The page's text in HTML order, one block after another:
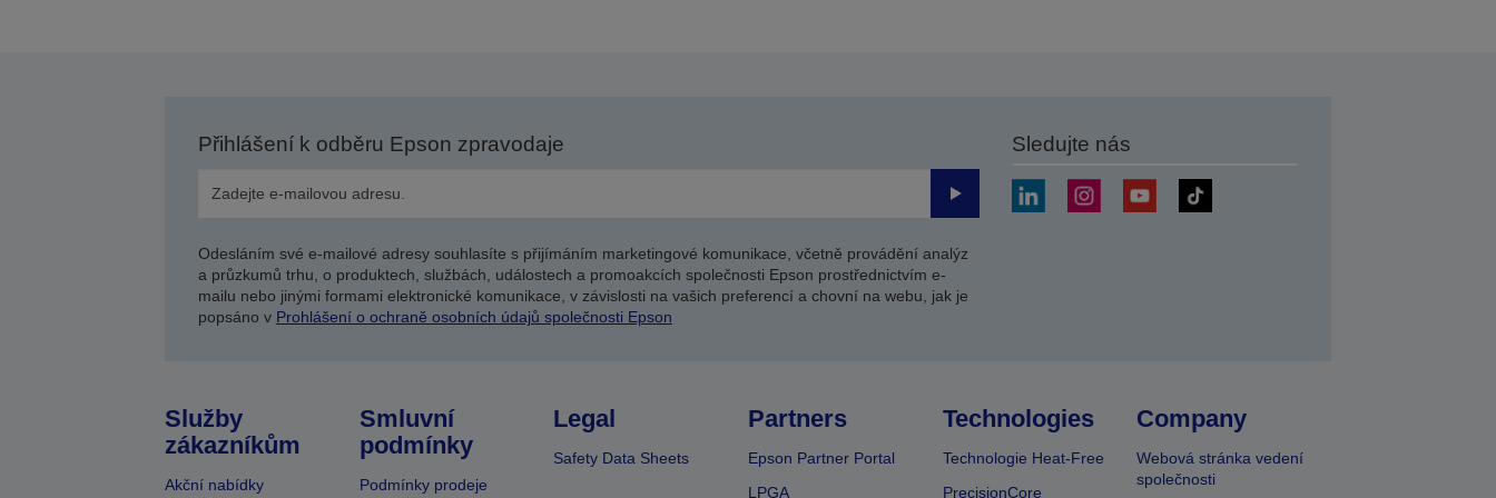
Přihlášení k odběru Epson zpravodaje
Odeslat
Odesláním své e-mailové adresy souhlasíte s přijímáním marketingové komunikace, včetně provádění analýz
a průzkumů trhu, o produktech, službách, událostech a promoakcích společnosti Epson prostřednictvím e-
mailu nebo jinými formami elektronické komunikace, v závislosti na vašich preferencí a chovní na webu, jak je
popsáno v Prohlášení o ochraně osobních údajů společnosti Epson
Sledujte nás
Služby
zákazníkům
Akční nabídky
Smluvní
podmínky
Podmínky prodeje
Legal
Safety Data Sheets
Partners
Epson Partner Portal
LPGA
Technologies
Technologie Heat-Free
PrecisionCore
Company
Webová stránka vedení
společnosti